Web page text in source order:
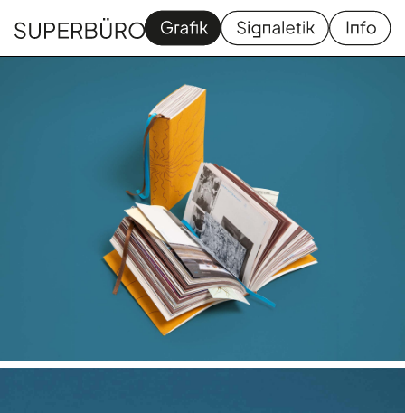
Homapage Grafik Signaletik